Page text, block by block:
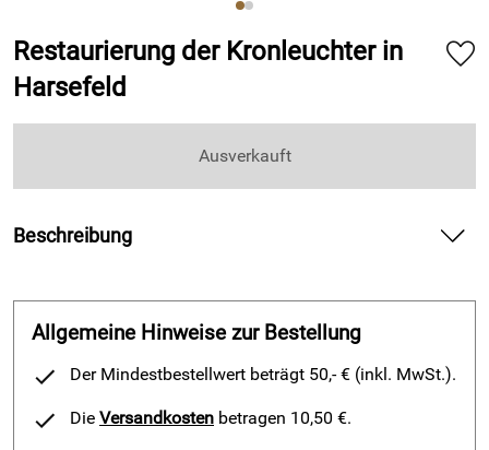
Restaurierung der Kronleuchter in
Harsefeld
Ausverkauft
Beschreibung
Harsefeld ein erstaunlicher Fund gemacht. Die Gemeinde ist
auf die Überreste von Kronleuchtern gestoßen. Vermutlich
sahen dieKronleuchter durch die Korrosion einfach
unansehnlich aus, wurden kurzerhand ausgemustert und
Allgemeine Hinweise zur Bestellung
Der Mindestbestellwert beträgt 50,- € (inkl. MwSt.).
Die Versandkosten betragen 10,50 €.